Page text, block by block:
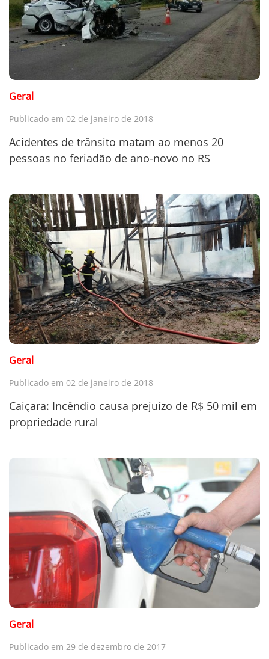
Geral
Publicado em 02 de janeiro de 2018
Acidentes de trânsito matam ao menos 20
pessoas no feriadão de ano-novo no RS
Geral
Publicado em 02 de janeiro de 2018
Caiçara: Incêndio causa prejuízo de R$ 50 mil em
propriedade rural
Geral
Publicado em 29 de dezembro de 2017